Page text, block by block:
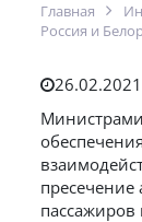
Главная
Россия и
26.02.2021
Министрами
пресечение